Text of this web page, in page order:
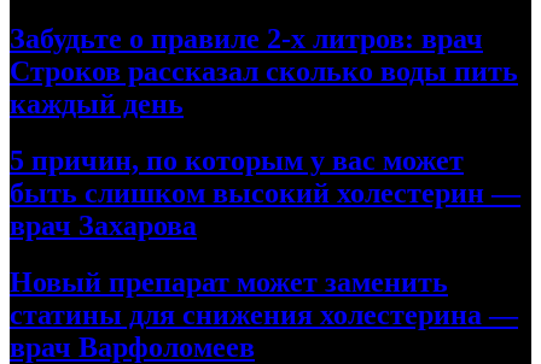
Забудьте о правиле 2-х литров: врач
Строков рассказал сколько воды пить
каждый день
5 причин, по которым у вас может
быть слишком высокий холестерин —
врач Захарова
Новый препарат может заменить
статины для снижения холестерина —
врач Варфоломеев